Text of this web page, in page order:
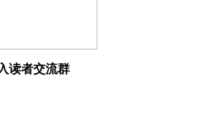
读者交流群